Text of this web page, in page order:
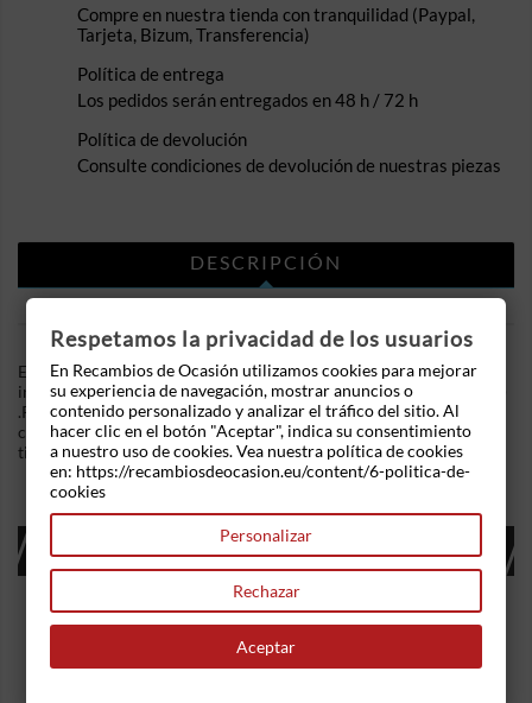
Compre en nuestra tienda con tranquilidad (Paypal,
Tarjeta, Bizum, Transferencia)
Política de entrega
Los pedidos serán entregados en 48 h / 72 h
Política de devolución
Consulte condiciones de devolución de nuestras piezas
DESCRIPCIÓN
DETALLES DEL PRODUCTO
En Recambios de Ocasion disponemos de Cuadro de
instrumentos Fiat Bravo (182) (1995-2002) 1.9 JTD 100 (100 cv)
.Referencia Interna: 02141522474859. Carcasa del
cuentakilómetros . Ademas, disponemos de mas recambios, si
tiene cualquier duda consultenos.
16 OTROS PRODUCTOS EN LA MISMA
CATEGORÍA:
Respetamos la privacidad de los usuarios
En Recambios de Ocasión utilizamos cookies para mejorar
su experiencia de navegación, mostrar anuncios o
contenido personalizado y analizar el tráfico del sitio. Al
hacer clic en el botón "Aceptar", indica su consentimiento
a nuestro uso de cookies. Vea nuestra política de cookies
en: https://recambiosdeocasion.eu/content/6-politica-de-
cookies
Personalizar
Rechazar
Aceptar